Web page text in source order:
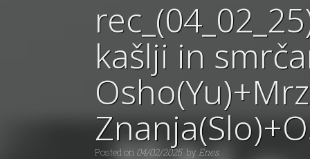
kašlji in
Posted on 04/02/2025 byEnes